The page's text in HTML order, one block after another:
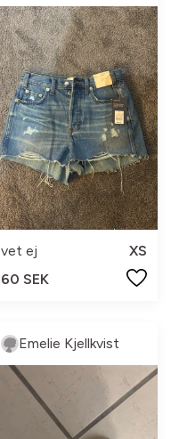
vet ej
XS
60 SEK
Emelie Kjellkvist